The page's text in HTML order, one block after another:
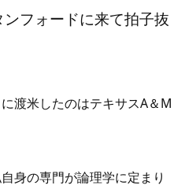
フォードに来て拍子抜
渡米したのはテキサスA＆M
身の専門が論理学に定まり